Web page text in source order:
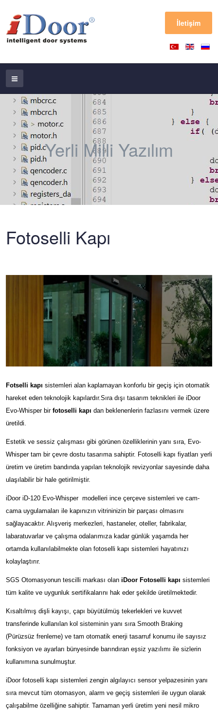
İletişim
Yerli Milli Yazılım
Fotoselli Kapı
Fotselli kapı sistemleri alan kaplamayan konforlu bir geçiş için otomatik
hareket eden teknolojik kapılardır.Sıra dışı tasarım teknikleri ile iDoor
Evo-Whisper bir fotoselli kapı dan beklenenlerin fazlasını vermek üzere
üretildi.
Estetik ve sessiz çalışması gibi görünen özelliklerinin yanı sıra, Evo-
Whisper tam bir çevre dostu tasarıma sahiptir. Fotoselli kapı fiyatları yerli
üretim ve üretim bandında yapılan teknolojik revizyonlar sayesinde daha
ulaşılabilir bir hale getirilmiştir.
iDoor iD-120 Evo-Whisper modelleri ince çerçeve sistemleri ve cam-
cama uygulamaları ile kapınızın vitrininizin bir parçası olmasını
sağlayacaktır. Alışveriş merkezleri, hastaneler, oteller, fabrikalar,
labaratuvarlar ve çalışma odalarımıza kadar günlük yaşamda her
ortamda kullanılabilmekte olan fotoselli kapı sistemleri hayatınızı
kolaylaştırır.
SGS Otomasyonun tescilli markası olan iDoor Fotoselli kapı sistemleri
tüm kalite ve uygunluk sertifikalarını hak eder şekilde üretilmektedir.
Kısaltılmış dişli kayışı, çapı büyütülmüş tekerlekleri ve kuvvet
transferinde kullanılan kol sisteminin yanı sıra Smooth Braking
(Pürüzsüz frenleme) ve tam otomatik enerji tasarruf konumu ile sayısız
fonksiyon ve ayarları bünyesinde barındıran eşsiz yazılımı ile sizlerin
kullanımına sunulmuştur.
iDoor fotoselli kapı sistemleri zengin algılayıcı sensor yelpazesinin yanı
sıra mevcut tüm otomasyon, alarm ve geçiş sistemleri ile uygun olarak
çalışabilme özelliğine sahiptir. Tamaman yerli üretim yeni nesil mikro